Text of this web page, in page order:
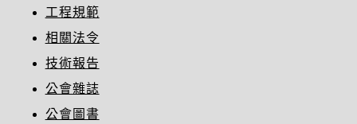
工程規範
相關法令
技術報告
公會雜誌
公會圖書